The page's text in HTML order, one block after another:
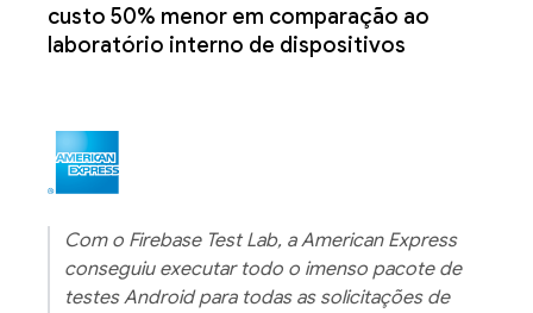
custo 50% menor em comparação ao
laboratório interno de dispositivos
Com o Firebase Test Lab, a American Express
conseguiu executar todo o imenso pacote de
testes Android para todas as solicitações de